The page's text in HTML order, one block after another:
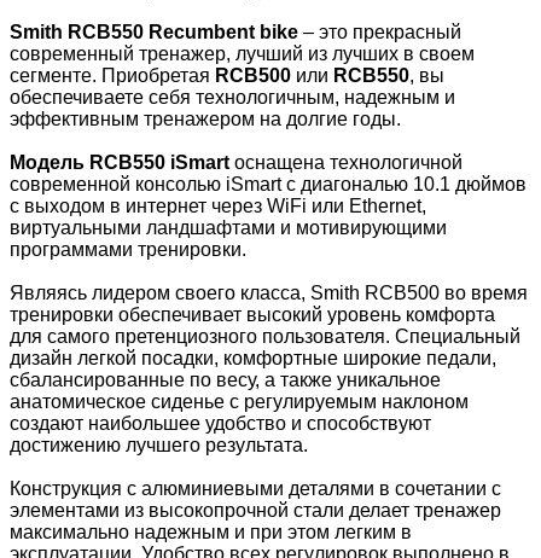
Smith RCB550 Recumbent bike – это прекрасный
современный тренажер, лучший из лучших в своем
сегменте. Приобретая RCB500 или RCB550, вы
обеспечиваете себя технологичным, надежным и
эффективным тренажером на долгие годы.
Модель RCB550 iSmart оснащена технологичной
современной консолью iSmart с диагональю 10.1 дюймов
с выходом в интернет через WiFi или Ethernet,
виртуальными ландшафтами и мотивирующими
программами тренировки.
Являясь лидером своего класса, Smith RCB500 во время
тренировки обеспечивает высокий уровень комфорта
для самого претенциозного пользователя. Специальный
дизайн легкой посадки, комфортные широкие педали,
сбалансированные по весу, а также уникальное
анатомическое сиденье с регулируемым наклоном
создают наибольшее удобство и способствуют
достижению лучшего результата.
Конструкция с алюминиевыми деталями в сочетании с
элементами из высокопрочной стали делает тренажер
максимально надежным и при этом легким в
эксплуатации. Удобство всех регулировок выполнено в